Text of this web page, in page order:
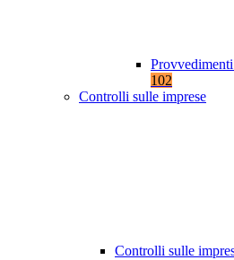
102
Controlli sulle imprese
Controlli sulle